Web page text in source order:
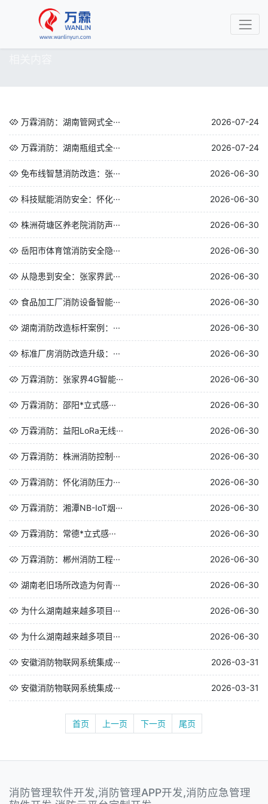
万霖消防：湖南管网式全··· 2026-07-24
万霖消防：湖南瓶组式全··· 2026-07-24
免布线智慧消防改造：张··· 2026-06-30
科技赋能消防安全：怀化··· 2026-06-30
株洲荷塘区养老院消防声··· 2026-06-30
岳阳市体育馆消防安全隐··· 2026-06-30
从隐患到安全：张家界武··· 2026-06-30
食品加工厂消防设备智能··· 2026-06-30
湖南消防改造标杆案例：··· 2026-06-30
标准厂房消防改造升级：··· 2026-06-30
万霖消防：张家界4G智能··· 2026-06-30
万霖消防：邵阳*立式感··· 2026-06-30
万霖消防：益阳LoRa无线··· 2026-06-30
万霖消防：株洲消防控制··· 2026-06-30
万霖消防：怀化消防压力··· 2026-06-30
万霖消防：湘潭NB-IoT烟··· 2026-06-30
万霖消防：常德*立式感··· 2026-06-30
万霖消防：郴州消防工程··· 2026-06-30
湖南老旧场所改造为何青··· 2026-06-30
为什么湖南越来越多项目··· 2026-06-30
为什么湖南越来越多项目··· 2026-06-30
安徽消防物联网系统集成··· 2026-03-31
安徽消防物联网系统集成··· 2026-03-31
首页 上一页 下一页 尾页
消防管理软件开发,消防管理APP开发,消防应急管理